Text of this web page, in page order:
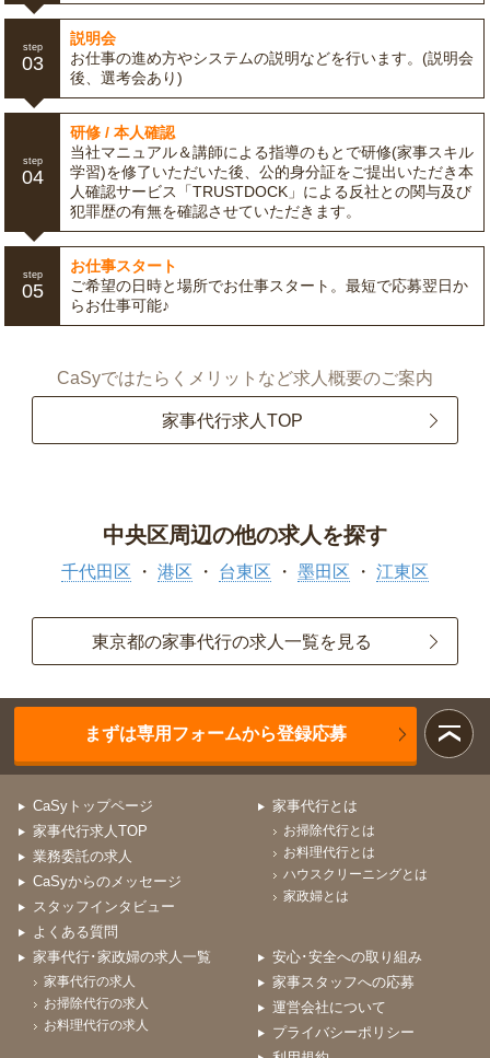
step
03
説明会
お仕事の進め方やシステムの説明などを行います。(説明会
後、選考会あり)
step
04
研修 / 本人確認
当社マニュアル＆講師による指導のもとで研修(家事スキル
学習)を修了いただいた後、公的身分証をご提出いただき本
人確認サービス「TRUSTDOCK」による反社との関与及び
犯罪歴の有無を確認させていただきます。
step
05
お仕事スタート
ご希望の日時と場所でお仕事スタート。最短で応募翌日か
らお仕事可能♪
CaSyではたらくメリットなど求人概要のご案内
家事代行求人TOP
中央区周辺の他の求人を探す
千代田区 港区 台東区 墨田区 江東区
東京都の家事代行の求人一覧を見る
まずは専用フォームから登録応募
CaSyトップページ
家事代行求人TOP
業務委託の求人
CaSyからのメッセージ
スタッフインタビュー
よくある質問
家事代行とは
お掃除代行とは
お料理代行とは
ハウスクリーニングとは
家政婦とは
家事代行･家政婦の求人一覧
家事代行の求人
お掃除代行の求人
お料理代行の求人
安心･安全への取り組み
家事スタッフへの応募
運営会社について
プライバシーポリシー